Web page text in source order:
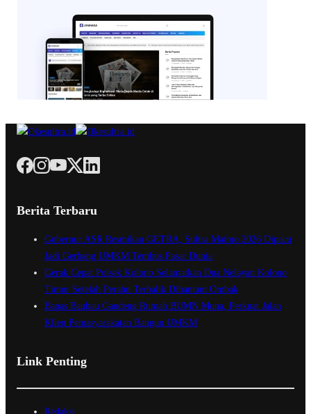
Berita Terbaru
Gubernur ASR Resmikan GETRA, Sultra Maimo 2026 Dipacu
Jadi Gerbang UMKM Tembus Pasar Dunia
Gerak Cepat Polsek Kolono Selamatkan Dua Nelayan Kolono
Timur Setelah Perahu Terbalik Dihantam Ombak
Bapas Baubau Gandeng Rumah BUMN Muna, Perkuat Jalan
Klien Pemasyarakatan Bangun UMKM
Link Penting
Redaksi